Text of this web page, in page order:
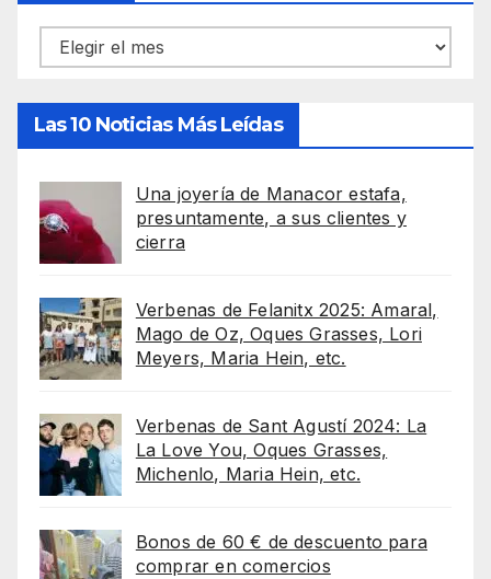
Archivos
Las 10 Noticias Más Leídas
Una joyería de Manacor estafa,
presuntamente, a sus clientes y
cierra
Verbenas de Felanitx 2025: Amaral,
Mago de Oz, Oques Grasses, Lori
Meyers, Maria Hein, etc.
Verbenas de Sant Agustí 2024: La
La Love You, Oques Grasses,
Michenlo, Maria Hein, etc.
Bonos de 60 € de descuento para
comprar en comercios